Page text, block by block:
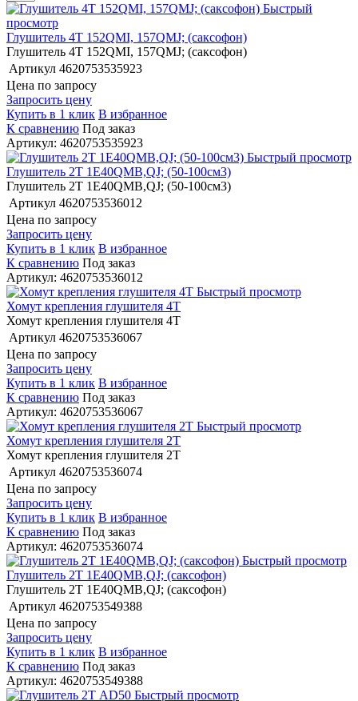
Быстрый
просмотр
Глушитель 4Т 152QMI, 157QMJ; (саксофон)
Глушитель 4Т 152QMI, 157QMJ; (саксофон)
Артикул 4620753535923
Цена по запросу
Запросить цену
Купить в 1 клик В избранное
К сравнению Под заказ
Артикул: 4620753535923
Быстрый просмотр
Глушитель 2Т 1E40QMB,QJ; (50-100см3)
Глушитель 2Т 1E40QMB,QJ; (50-100см3)
Артикул 4620753536012
Цена по запросу
Запросить цену
Купить в 1 клик В избранное
К сравнению Под заказ
Артикул: 4620753536012
Быстрый просмотр
Хомут крепления глушителя 4Т
Хомут крепления глушителя 4Т
Артикул 4620753536067
Цена по запросу
Запросить цену
Купить в 1 клик В избранное
К сравнению Под заказ
Артикул: 4620753536067
Быстрый просмотр
Хомут крепления глушителя 2Т
Хомут крепления глушителя 2Т
Артикул 4620753536074
Цена по запросу
Запросить цену
Купить в 1 клик В избранное
К сравнению Под заказ
Артикул: 4620753536074
Быстрый просмотр
Глушитель 2Т 1E40QMB,QJ; (саксофон)
Глушитель 2Т 1E40QMB,QJ; (саксофон)
Артикул 4620753549388
Цена по запросу
Запросить цену
Купить в 1 клик В избранное
К сравнению Под заказ
Артикул: 4620753549388
Быстрый просмотр